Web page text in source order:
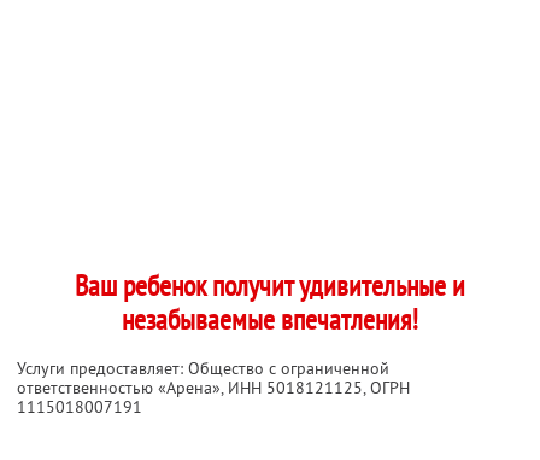
Ваш ребенок получит удивительные и
незабываемые впечатления!
Услуги предоставляет: Общество с ограниченной
ответственностью «Арена», ИНН 5018121125, ОГРН
1115018007191